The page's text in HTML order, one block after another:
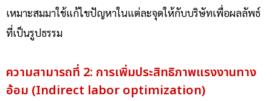
เหมาะสมมาใช้แก้ไขปัญหาในแต่ละจุดให้กับบริษัทเพื่อผลลัพธ์
ที่เป็นรูปธรรม
ความสามารถที่ 2: การเพิ่มประสิทธิภาพแรงงานทาง
อ้อม (Indirect labor optimization)